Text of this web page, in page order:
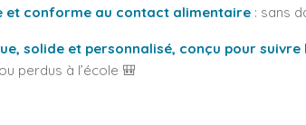
et conforme au contact alimentaire : sans
solide et personnalisé, conçu pour
perdus à l’école 🎒